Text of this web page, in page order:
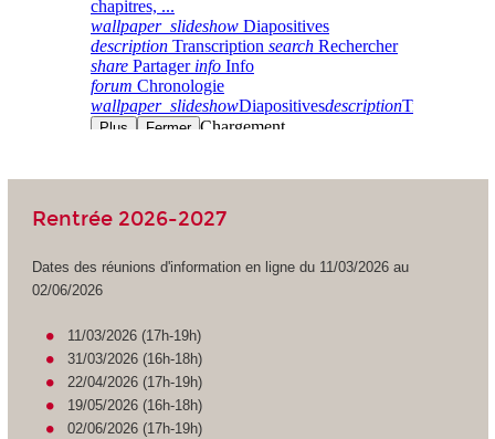
Rentrée 2026-2027
Dates des réunions d'information en ligne du 11/03/2026 au
02/06/2026
11/03/2026 (17h-19h)
31/03/2026 (16h-18h)
22/04/2026 (17h-19h)
19/05/2026 (16h-18h)
02/06/2026 (17h-19h)